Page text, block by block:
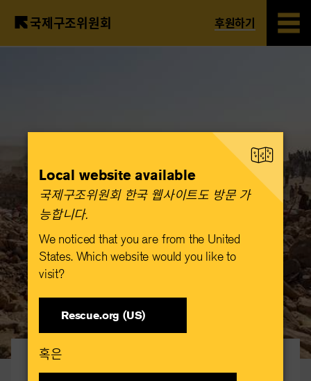
국제구조위원회 후원하기
아프가니스탄 지진 긴급 대응
Local website available
국제구조위원회 한국 웹사이트도 방문 가
능합니다.​
We noticed that you are from the United
States. Which website would you like to
visit?
Rescue.org (US)
혹은​